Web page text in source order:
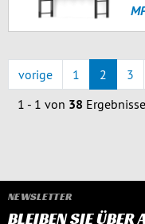
vorige 1 2 3
1 - 1 von 38
NEWSLETTER
BLEIBEN SIE ÜBER